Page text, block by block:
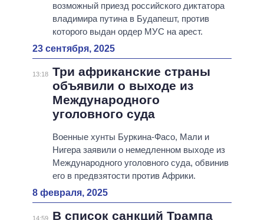
возможный приезд российского диктатора
владимира путина в Будапешт, против
которого выдан ордер МУС на арест.
23 сентября, 2025
13:18 Три африканские страны
объявили о выходе из
Международного
уголовного суда
Военные хунты Буркина-Фасо, Мали и
Нигера заявили о немедленном выходе из
Международного уголовного суда, обвинив
его в предвзятости против Африки.
8 февраля, 2025
14:59
В список санкций Трампа